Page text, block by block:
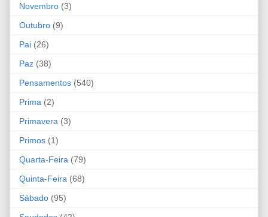
Novembro (3)
Outubro (9)
Pai (26)
Paz (38)
Pensamentos (540)
Prima (2)
Primavera (3)
Primos (1)
Quarta-Feira (79)
Quinta-Feira (68)
Sábado (95)